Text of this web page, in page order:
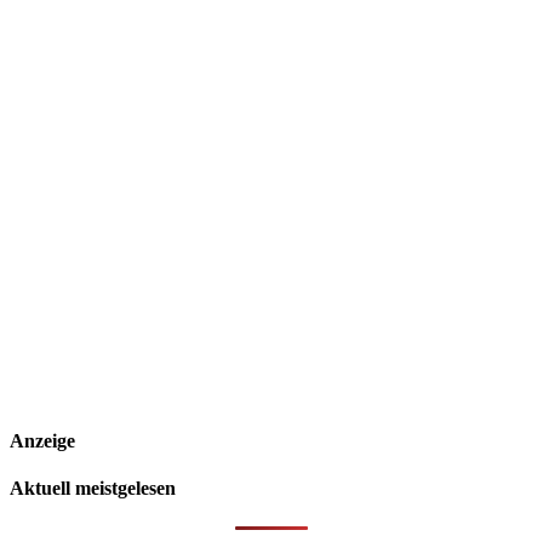
Anzeige
Aktuell meistgelesen